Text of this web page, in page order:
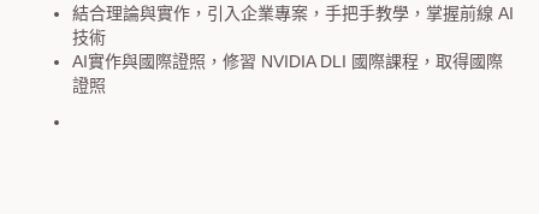
結合理論與實作，引入企業專案，手把手教學，掌握前線 AI
技術
AI實作與國際證照，修習 NVIDIA DLI 國際課程，取得國際
證照